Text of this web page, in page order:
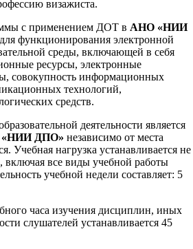
визажиста.
с применением ДОТ в АНО «НИИ
функционирования электронной
среды, включающей в себя
ресурсы, электронные
совокупность информационных
технологий,
средств.
деятельности является
ДПО» независимо от места
Учебная нагрузка устанавливается не
включая все виды учебной работы
учебной недели составляет: 5
часа изучения дисциплин, иных
слушателей устанавливается 45